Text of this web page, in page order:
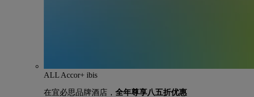
ALL Accor+ ibis
在宜必思品牌酒店， 全年尊享八五折优惠